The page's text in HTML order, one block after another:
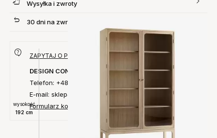
Wysyłka i zwroty
30 dni na zwrot produktu
ZAPYTAJ O PRODUKT
DESIGN CONCEPT
Telefon: +48 735 027 014
E-mail: sklep@designconcept.pl
Formularz kontaktowy
wysokość
192 cm